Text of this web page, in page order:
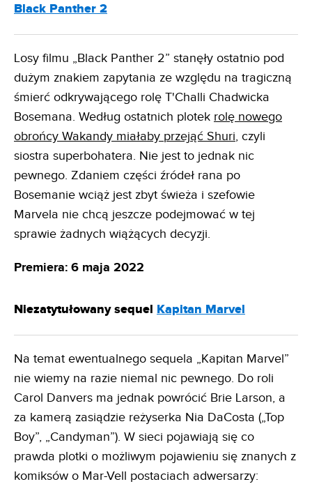
Black Panther 2
Losy filmu „Black Panther 2” stanęły ostatnio pod
dużym znakiem zapytania ze względu na tragiczną
śmierć odkrywającego rolę T'Challi Chadwicka
Bosemana. Według ostatnich plotek rolę nowego
obrońcy Wakandy miałaby przejąć Shuri, czyli
siostra superbohatera. Nie jest to jednak nic
pewnego. Zdaniem części źródeł rana po
Bosemanie wciąż jest zbyt świeża i szefowie
Marvela nie chcą jeszcze podejmować w tej
sprawie żadnych wiążących decyzji.
Premiera: 6 maja 2022
Niezatytułowany sequel Kapitan Marvel
Na temat ewentualnego sequela „Kapitan Marvel”
nie wiemy na razie niemal nic pewnego. Do roli
Carol Danvers ma jednak powrócić Brie Larson, a
za kamerą zasiądzie reżyserka Nia DaCosta („Top
Boy”, „Candyman”). W sieci pojawiają się co
prawda plotki o możliwym pojawieniu się znanych z
komiksów o Mar-Vell postaciach adwersarzy: